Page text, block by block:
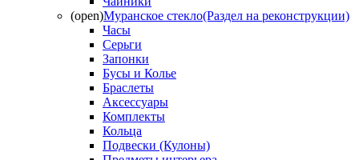
(open)Муранское стекло(Раздел на реконструкции)
Часы
Серьги
Запонки
Бусы и Колье
Браслеты
Аксессуары
Комплекты
Кольца
Подвески (Кулоны)